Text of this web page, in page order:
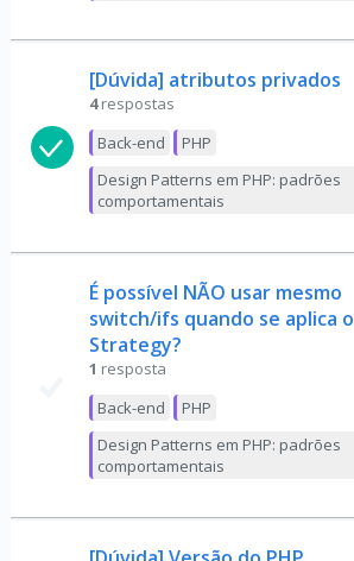
[Dúvida] atributos privados
4 respostas
Back-end
PHP
Design Patterns em PHP: padrões
comportamentais
É possível NÃO usar mesmo
switch/ifs quando se aplica o
Strategy?
1 resposta
Back-end
PHP
Design Patterns em PHP: padrões
comportamentais